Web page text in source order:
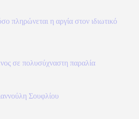
πληρώνεται η αργία στον ιδιωτικό
σε πολυσύχναστη παραλία
Σουφλίου